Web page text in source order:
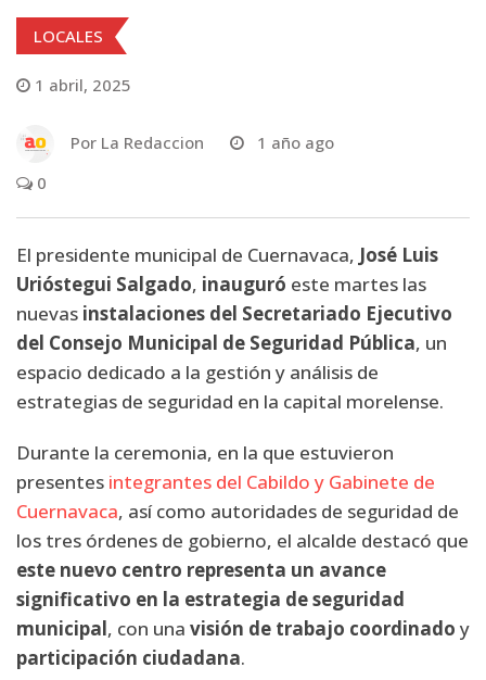
LOCALES
1 abril, 2025
Por La Redaccion
1 año ago
0
El presidente municipal de Cuernavaca, José Luis
Urióstegui Salgado, inauguró este martes las
nuevas instalaciones del Secretariado Ejecutivo
del Consejo Municipal de Seguridad Pública, un
espacio dedicado a la gestión y análisis de
estrategias de seguridad en la capital morelense.
Durante la ceremonia, en la que estuvieron
presentes integrantes del Cabildo y Gabinete de
Cuernavaca, así como autoridades de seguridad de
los tres órdenes de gobierno, el alcalde destacó que
este nuevo centro representa un avance
significativo en la estrategia de seguridad
municipal, con una visión de trabajo coordinado y
participación ciudadana.